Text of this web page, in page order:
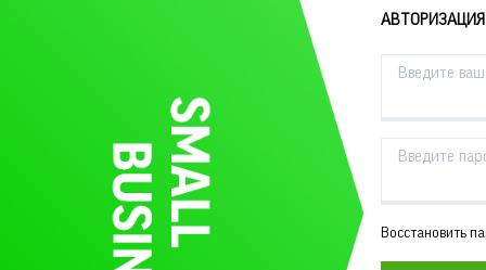
АВТОРИЗАЦИЯ
Введите
Введите
Восстановить